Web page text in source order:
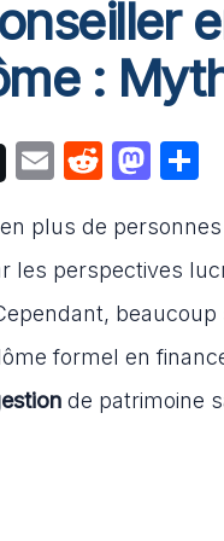
:
E
ai
l
R
d
di
t
M
st
o
d
o
n
g
plus de
les perspectives
formel en
de patrimoine